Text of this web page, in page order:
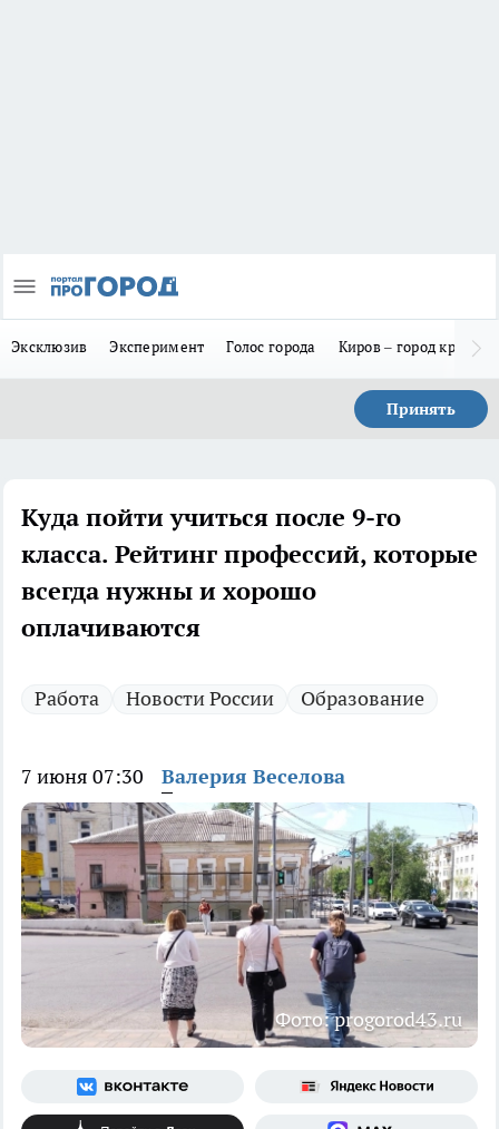
Эксклюзив Эксперимент Голос города Киров – город
Принять
Куда пойти учиться после 9-го
класса. Рейтинг профессий, которые
всегда нужны и хорошо
оплачиваются
Работа Новости России Образование
7 июня 07:30 Валерия Веселова
Фото: progorod43.ru